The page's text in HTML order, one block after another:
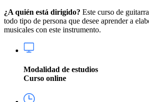
¿A quién está dirigido? Este curso de
todo tipo de persona que desee aprender a
musicales con este instrumento.
Modalidad de estudios
Curso online